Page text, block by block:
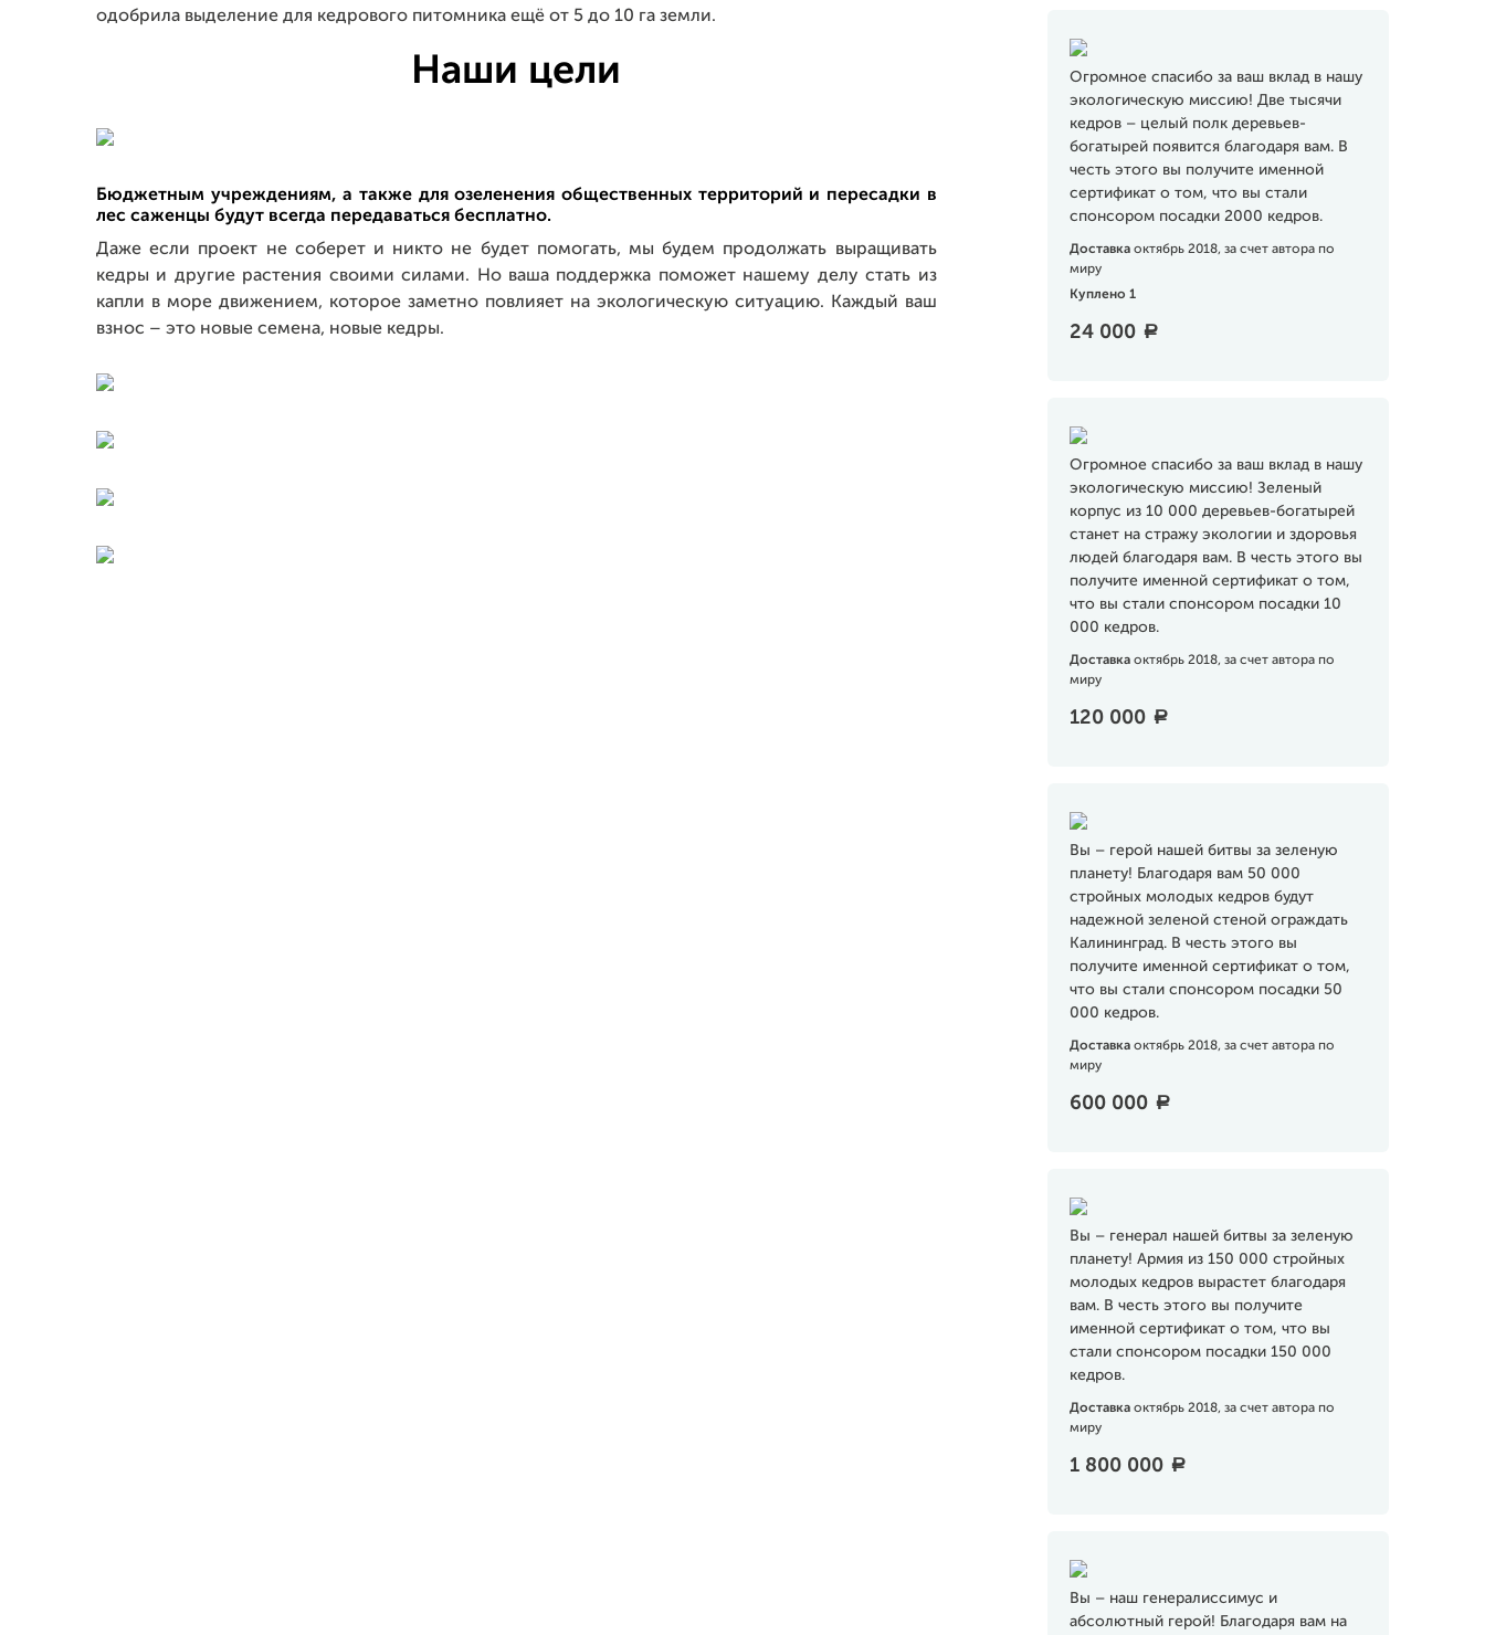
Огромное спасибо за ваш вклад в нашу
экологическую миссию! Две тысячи
кедров – целый полк деревьев-
богатырей появится благодаря вам. В
честь этого вы получите именной
сертификат о том, что вы стали
спонсором посадки 2000 кедров.
Доставка октябрь 2018, за счет автора по
миру
Куплено 1
24 000 a
Огромное спасибо за ваш вклад в нашу
экологическую миссию! Зеленый
корпус из 10 000 деревьев-богатырей
станет на стражу экологии и здоровья
людей благодаря вам. В честь этого вы
получите именной сертификат о том,
что вы стали спонсором посадки 10
000 кедров.
Доставка октябрь 2018, за счет автора по
миру
120 000 a
Вы – герой нашей битвы за зеленую
планету! Благодаря вам 50 000
стройных молодых кедров будут
надежной зеленой стеной ограждать
Калининград. В честь этого вы
получите именной сертификат о том,
что вы стали спонсором посадки 50
000 кедров.
Доставка октябрь 2018, за счет автора по
миру
600 000 a
Вы – генерал нашей битвы за зеленую
планету! Армия из 150 000 стройных
молодых кедров вырастет благодаря
вам. В честь этого вы получите
именной сертификат о том, что вы
стали спонсором посадки 150 000
кедров.
Доставка октябрь 2018, за счет автора по
миру
1 800 000 a
Вы – наш генералиссимус и
абсолютный герой! Благодаря вам на
одобрила выделение для кедрового питомника ещё от 5 до 10 га земли.
Наши цели
Бюджетным учреждениям, а также для озеленения общественных территорий и пересадки в
лес саженцы будут всегда передаваться бесплатно.
Даже если проект не соберет и никто не будет помогать, мы будем продолжать выращивать
кедры и другие растения своими силами. Но ваша поддержка поможет нашему делу стать из
капли в море движением, которое заметно повлияет на экологическую ситуацию. Каждый ваш
взнос – это новые семена, новые кедры.